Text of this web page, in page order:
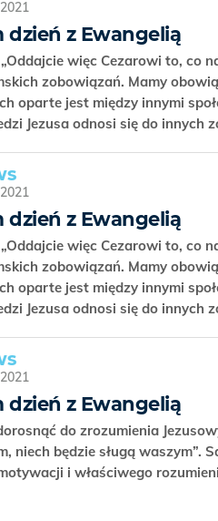
dzień z Ewangelią
„Oddajcie więc Cezarowi to, co
zobowiązań. Mamy
oparte jest między innymi
Jezusa odnosi się do innych
dzień z Ewangelią
„Oddajcie więc Cezarowi to, co
zobowiązań. Mamy
oparte jest między innymi
Jezusa odnosi się do innych
dzień z Ewangelią
do zrozumienia
niech będzie sługą waszym”.
i właściwego